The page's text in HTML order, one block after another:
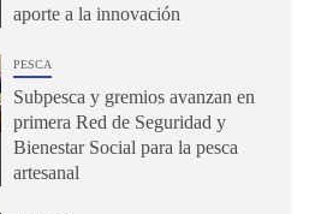
aporte a la innovación
PESCA
Subpesca y gremios avanzan en
primera Red de Seguridad y
Bienestar Social para la pesca
artesanal